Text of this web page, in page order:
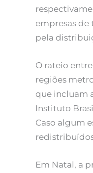
empresas de
pela
O rateio
regiões
que incluam
Instituto
Caso algum
Em Natal, a